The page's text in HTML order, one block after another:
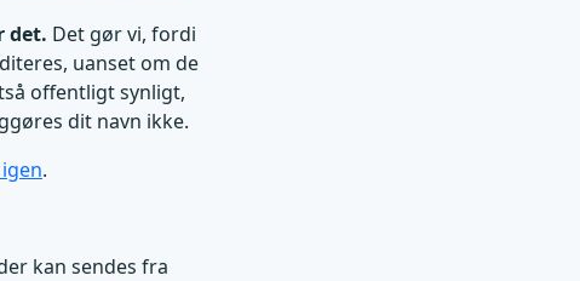
det. Det gør vi, fordi
uanset om de
offentligt synligt,
dit navn ikke.
.
kan sendes fra